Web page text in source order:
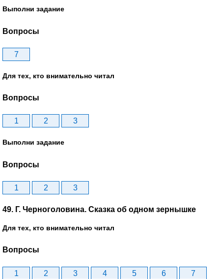
Выполни задание
Вопросы
7
Для тех, кто внимательно читал
Вопросы
1 2 3
Выполни задание
Вопросы
1 2 3
49. Г. Черноголовина. Сказка об одном зернышке
Для тех, кто внимательно читал
Вопросы
1 2 3 4 5 6 7